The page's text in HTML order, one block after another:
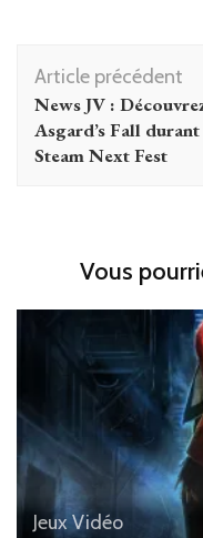
Navigation
d'article
Article précédent
News JV :
Asgard’s Fall
Steam Next Fest
Vous
Jeux Vidéo